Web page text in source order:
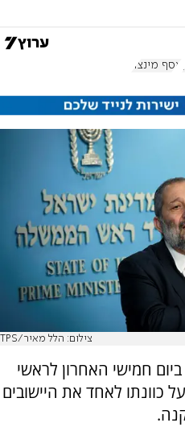
אסף מינצר
צילום: הלל מאיר/TPS
חמישי האחרון לראשי
כוונתו לאחד את היישובים